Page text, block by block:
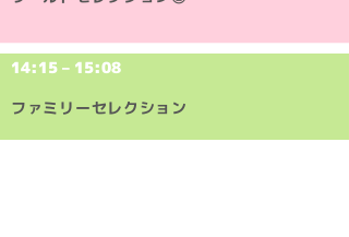
14:15 – 15:08
ファミリーセレクション